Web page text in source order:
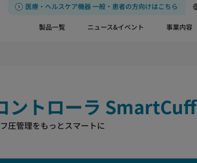
医療・ヘルスケア機器 一般・患者の方向けはこちら
製品一覧 ニュース&イベント 事業内容
ントローラ SmartCuff
圧管理をもっとスマートに